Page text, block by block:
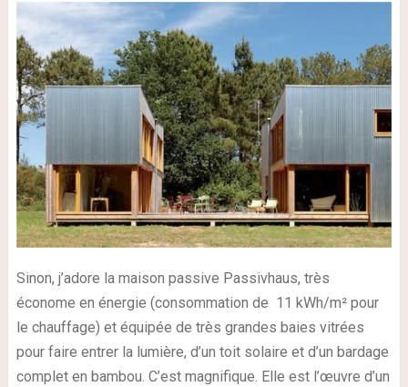
Sinon, j’adore la maison passive Passivhaus, très
économe en énergie (consommation de 11 kWh/m² pour
le chauffage) et équipée de très grandes baies vitrées
pour faire entrer la lumière, d’un toit solaire et d’un bardage
complet en bambou. C’est magnifique. Elle est l’œuvre d’un